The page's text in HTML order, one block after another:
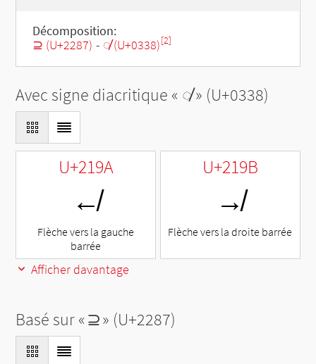
Décomposition:
⊇ (U+2287) - ◌̸ (U+0338)[2]
Avec signe diacritique « ◌̸» (U+0338)
U+219A
↚
Flèche vers la gauche
barrée
U+219B
↛
Flèche vers la droite barrée
Afficher davantage
Basé sur «⊇» (U+2287)